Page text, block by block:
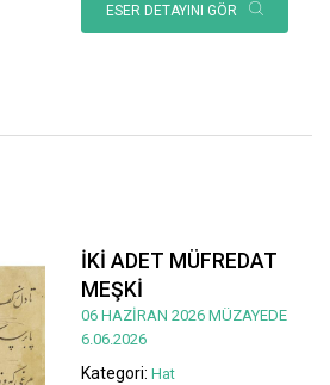
ESER DETAYINI GÖR
İKİ ADET MÜFREDAT
MEŞKİ
06 HAZİRAN 2026 MÜZAYEDE
6.06.2026
Kategori: Hat